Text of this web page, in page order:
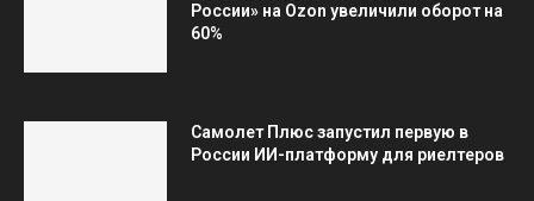
России» на Ozon увеличили оборот на
60%
Самолет Плюс запустил первую в
России ИИ-платформу для риелтеров